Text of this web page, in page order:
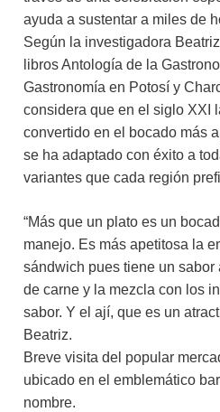
ayuda a sustentar a miles de
Según la investigadora
libros Antología de la
Gastronomía en Potosí y
considera que en el siglo XXI
convertido en el bocado más
se ha adaptado con éxito a
variantes que cada región
“Más que un plato es un
manejo. Es más apetitosa la
sándwich pues tiene un sabor
de carne y la mezcla con los
sabor. Y el ají, que es un
Beatriz.
Breve visita del popular
ubicado en el emblemático
nombre.